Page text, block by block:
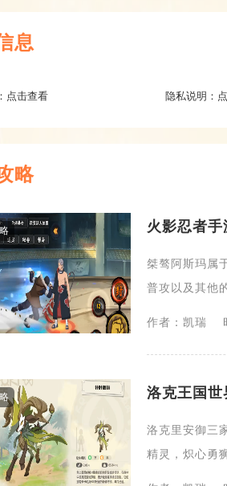
息
点击查看 隐私说明：
略
火影忍者
桀骜阿斯玛属
普攻以及其他
作者：凯瑞
洛克王国
洛克里安御三
精灵，炽心勇